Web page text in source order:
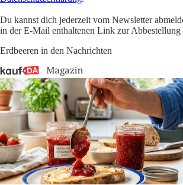
Du kannst dich jederzeit vom Newsletter
in der E-Mail enthaltenen Link zur Abbestellung
Erdbeeren in den Nachrichten